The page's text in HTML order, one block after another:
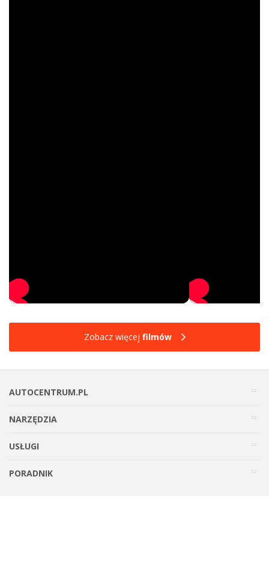
Zobacz więcej filmów
AUTOCENTRUM.PL
NARZĘDZIA
USŁUGI
PORADNIK